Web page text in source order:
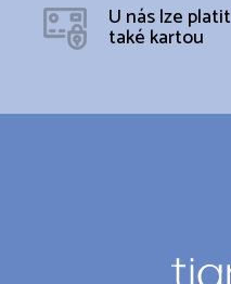
U nás lze platit
také kartou
Z